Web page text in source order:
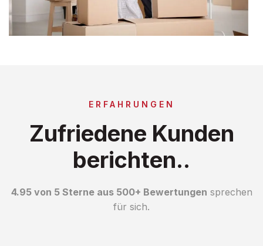
ERFAHRUNGEN
Zufriedene Kunden
berichten..
4.95 von 5 Sterne aus 500+ Bewertungen sprechen
für sich.